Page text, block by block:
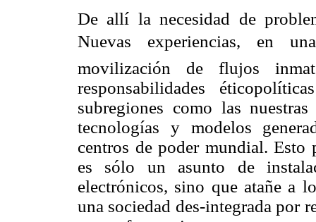
De allí la necesidad de
Nuevas experiencias, en
movilización de flujos
responsabilidades
subregiones como las
tecnologías y modelos
centros de poder mundial.
es sólo un asunto de
electrónicos, sino que atañe a
una sociedad des-integrada por